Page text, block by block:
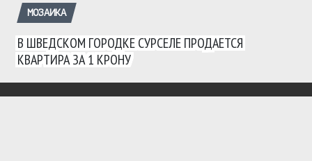
МОЗАИКА
В ШВЕДСКОМ ГОРОДКЕ СУРСЕЛЕ ПРОДАЕТСЯ
КВАРТИРА ЗА 1 КРОНУ